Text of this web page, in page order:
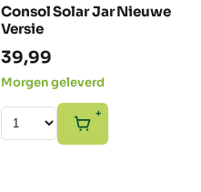
Consol Solar Jar Nieuwe
Versie
39,99
Morgen geleverd
+